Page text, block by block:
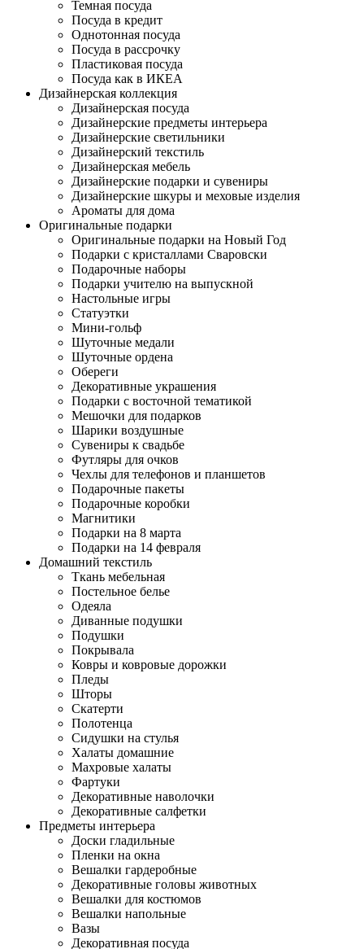
Темная посуда
Посуда в кредит
Однотонная посуда
Посуда в рассрочку
Пластиковая посуда
Посуда как в ИКЕА
Дизайнерская коллекция
Дизайнерская посуда
Дизайнерские предметы интерьера
Дизайнерские светильники
Дизайнерский текстиль
Дизайнерская мебель
Дизайнерские подарки и сувениры
Дизайнерские шкуры и меховые изделия
Ароматы для дома
Оригинальные подарки
Оригинальные подарки на Новый Год
Подарки с кристаллами Сваровски
Подарочные наборы
Подарки учителю на выпускной
Настольные игры
Статуэтки
Мини-гольф
Шуточные медали
Шуточные ордена
Обереги
Декоративные украшения
Подарки с восточной тематикой
Мешочки для подарков
Шарики воздушные
Сувениры к свадьбе
Футляры для очков
Чехлы для телефонов и планшетов
Подарочные пакеты
Подарочные коробки
Магнитики
Подарки на 8 марта
Подарки на 14 февраля
Домашний текстиль
Ткань мебельная
Постельное белье
Одеяла
Диванные подушки
Подушки
Покрывала
Ковры и ковровые дорожки
Пледы
Шторы
Скатерти
Полотенца
Сидушки на стулья
Халаты домашние
Махровые халаты
Фартуки
Декоративные наволочки
Декоративные салфетки
Предметы интерьера
Доски гладильные
Пленки на окна
Вешалки гардеробные
Декоративные головы животных
Вешалки для костюмов
Вешалки напольные
Вазы
Декоративная посуда